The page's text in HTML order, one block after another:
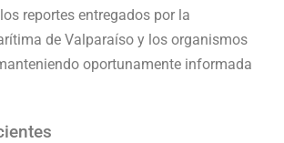
reportes entregados por la
de Valparaíso y los organismos
oportunamente informada